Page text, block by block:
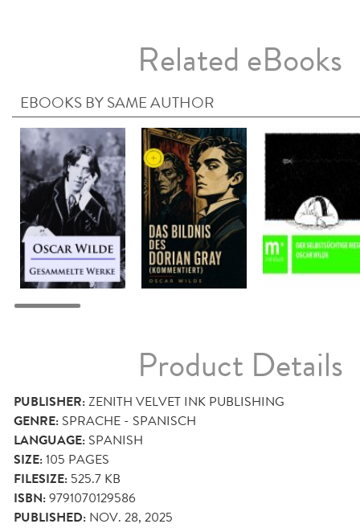
Related eBooks
EBOOKS BY SAME AUTHOR
Product Details
PUBLISHER:ZENITH VELVET INK PUBLISHING
GENRE: SPRACHE - SPANISCH
LANGUAGE: SPANISH
SIZE:105 PAGES
FILESIZE: 525.7 KB
ISBN:9791070129586
PUBLISHED: NOV. 28, 2025